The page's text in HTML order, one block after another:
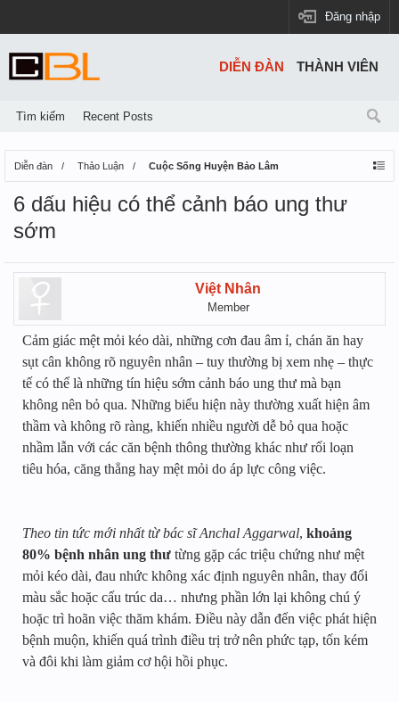
Đăng nhập
Diễn đàn Thảo Luận Cuộc Sống Huyện Bảo Lâm
6 dấu hiệu có thể cảnh báo ung thư
sớm
Việt Nhân
Member
Cảm giác mệt mỏi kéo dài, những cơn đau âm ỉ, chán ăn hay
sụt cân không rõ nguyên nhân – tuy thường bị xem nhẹ – thực
tế có thể là những tín hiệu sớm cảnh báo ung thư mà bạn
không nên bỏ qua. Những biểu hiện này thường xuất hiện âm
thầm và không rõ ràng, khiến nhiều người dễ bỏ qua hoặc
nhầm lẫn với các căn bệnh thông thường khác như rối loạn
tiêu hóa, căng thẳng hay mệt mỏi do áp lực công việc.
Theo tin tức mới nhất từ bác sĩ Anchal Aggarwal, khoảng
80% bệnh nhân ung thư từng gặp các triệu chứng như mệt
mỏi kéo dài, đau nhức không xác định nguyên nhân, thay đổi
màu sắc hoặc cấu trúc da… nhưng phần lớn lại không chú ý
hoặc trì hoãn việc thăm khám. Điều này dẫn đến việc phát hiện
bệnh muộn, khiến quá trình điều trị trở nên phức tạp, tốn kém
và đôi khi làm giảm cơ hội hồi phục.
DIỄN ĐÀN
Tìm kiếm Recent Posts
THÀNH VIÊN